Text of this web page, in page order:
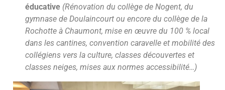
éducative (Rénovation du collège de Nogent, du
gymnase de Doulaincourt ou encore du collège de la
Rochotte à Chaumont, mise en œuvre du 100 % local
dans les cantines, convention caravelle et mobilité des
collégiens vers la culture, classes découvertes et
classes neiges, mises aux normes accessibilité…)